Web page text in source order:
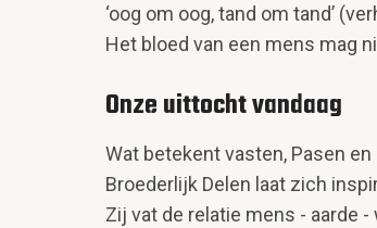
‘oog om oog, tand om tand’
Het bloed van een mens mag
Onze uittocht vandaag
Wat betekent vasten, Pasen
Broederlijk Delen laat zich
Zij vat de relatie mens - aarde